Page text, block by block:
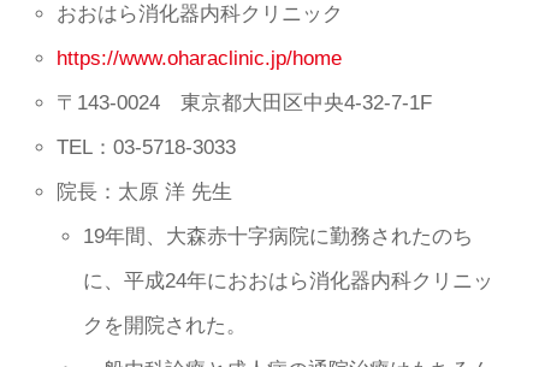
おおはら消化器内科クリニック
https://www.oharaclinic.jp/home
〒143-0024 東京都大田区中央4-32-7-1F
TEL：03-5718-3033
院長：太原 洋 先生
19年間、大森赤十字病院に勤務されたのち
に、平成24年におおはら消化器内科クリニッ
クを開院された。